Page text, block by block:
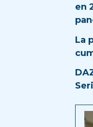
en
La